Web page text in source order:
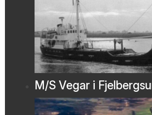
M/S Vegar i